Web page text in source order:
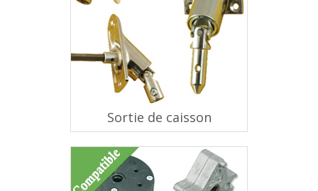
Sortie de caisson